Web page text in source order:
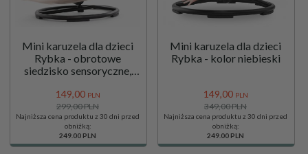
Mini karuzela dla dzieci
Rybka - obrotowe
siedzisko sensoryczne,
kolor beżowy
149,00 PLN
299,00 PLN
Najniższa cena produktu z 30 dni przed
obniżką:
249.00 PLN
Mini karuzela dla dzieci
Rybka - kolor niebieski
149,00 PLN
349,00 PLN
Najniższa cena produktu z 30 dni przed
obniżką:
249.00 PLN